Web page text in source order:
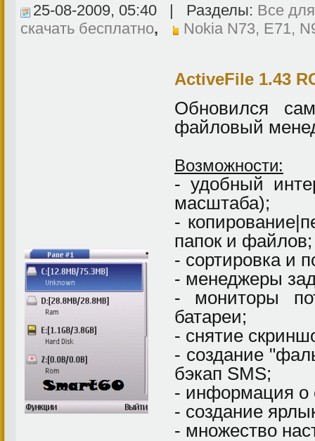
25-08-2009, 05:40 | Разделы: Все
скачать бесплатно, Nokia N73, E71,
ActiveFile 1.43
Обновился
файловый
Возможности:
- удобный
масштаба);
-
папок и файлов;
- сортировка и
- менеджеры
- мониторы
батареи;
- снятие
- создание
бэкап SMS;
- информация о
- создание
- множество